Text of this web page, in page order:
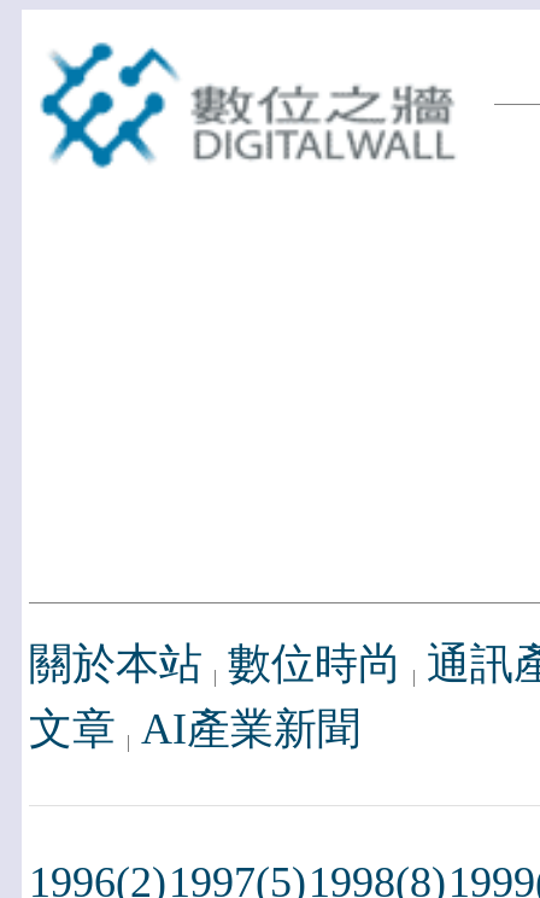
關於本站 數位時尚
通訊
文章 AI產業新聞
1996(2)1997(5)1998(8)